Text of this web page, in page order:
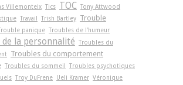
Villemonteix Tics TOC Tony Attwood
Travail Trish Bartley Trouble
panique Troubles de l'humeur
de la personnalité Troubles du
Troubles du comportement
Troubles du sommeil
Troubles psychotiques
Troy DuFrene Ueli Kramer Véronique